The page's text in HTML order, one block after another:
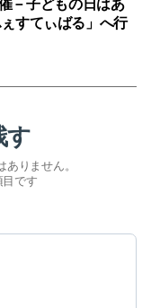
－子どもの日はあ
すてぃばる」へ行
す
りません。
目です